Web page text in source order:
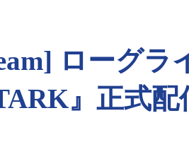
ローグラ
』正式